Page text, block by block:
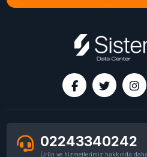
02243340242
Ürün ve hizmetlerimiz hakkında